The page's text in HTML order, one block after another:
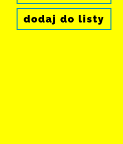
dodaj do listy